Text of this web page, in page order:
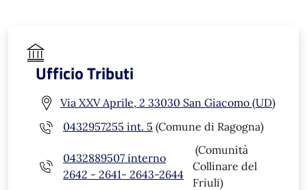
Ufficio Tributi
Via XXV Aprile, 2 33030 San Giacomo (UD)
0432957255 int. 5 (Comune di Ragogna)
0432889507 interno
2642 - 2641- 2643-2644
(Comunità
Collinare del
Friuli)